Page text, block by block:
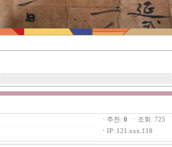
ㆍ추천: 0 ㆍ조회: 725
ㆍ IP: 121.xxx.118